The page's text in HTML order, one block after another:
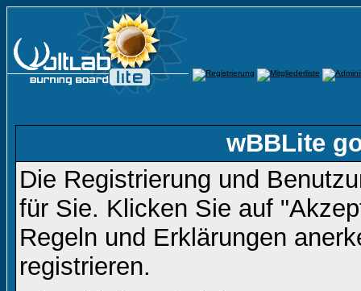
wBBLite
Die Registrierung und
für Sie. Klicken Sie auf
Regeln und Erklärungen
registrieren.